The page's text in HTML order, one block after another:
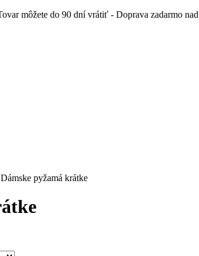
môžete do 90 dní vrátiť - Doprava zadarmo
pyžamá krátke